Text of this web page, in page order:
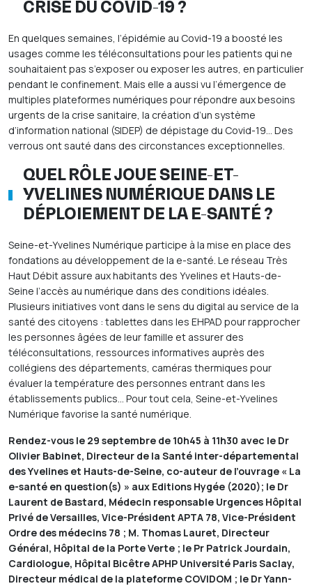
CRISE DU COVID-19 ?
En quelques semaines, l’épidémie au Covid-19 a boosté les
usages comme les téléconsultations pour les patients qui ne
souhaitaient pas s’exposer ou exposer les autres, en particulier
pendant le confinement. Mais elle a aussi vu l’émergence de
multiples plateformes numériques pour répondre aux besoins
urgents de la crise sanitaire, la création d’un système
d’information national (SIDEP) de dépistage du Covid-19… Des
verrous ont sauté dans des circonstances exceptionnelles.
QUEL RÔLE JOUE SEINE-ET-
YVELINES NUMÉRIQUE DANS LE
DÉPLOIEMENT DE LA E-SANTÉ ?
Seine-et-Yvelines Numérique participe à la mise en place des
fondations au développement de la e-santé. Le réseau Très
Haut Débit assure aux habitants des Yvelines et Hauts-de-
Seine l’accès au numérique dans des conditions idéales.
Plusieurs initiatives vont dans le sens du digital au service de la
santé des citoyens : tablettes dans les EHPAD pour rapprocher
les personnes âgées de leur famille et assurer des
téléconsultations, ressources informatives auprès des
collégiens des départements, caméras thermiques pour
évaluer la température des personnes entrant dans les
établissements publics… Pour tout cela, Seine-et-Yvelines
Numérique favorise la santé numérique.
Rendez-vous le 29 septembre de 10h45 à 11h30 avec le Dr
Olivier Babinet, Directeur de la Santé inter-départemental
des Yvelines et Hauts-de-Seine, co-auteur de l’ouvrage « La
e-santé en question(s) » aux Editions Hygée (2020); le Dr
Laurent de Bastard, Médecin responsable Urgences Hôpital
Privé de Versailles, Vice-Président APTA 78, Vice-Président
Ordre des médecins 78 ; M. Thomas Lauret, Directeur
Général, Hôpital de la Porte Verte ; le Pr Patrick Jourdain,
Cardiologue, Hôpital Bicêtre APHP Université Paris Saclay,
Directeur médical de la plateforme COVIDOM ; le Dr Yann-